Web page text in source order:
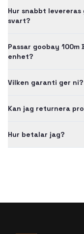
Hur snabbt
svart?
Passar goobay
enhet?
Vilken garanti ger ni?
Kan jag returnera
Hur betalar jag?